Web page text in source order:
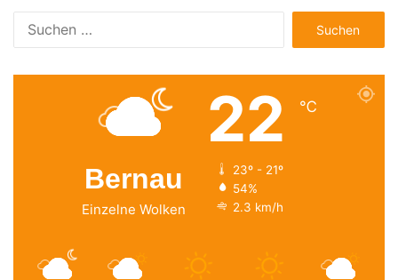
nach:
Bernau
Einzelne Wolken
22 ℃
23º - 21º
54%
2.3 km/h